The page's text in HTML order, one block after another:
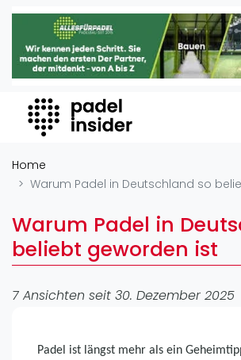
Padel Insider
Home
Organisationen
Buchungssysteme
Padel-Shops
Padel-Marken
Verschiedenes
Veranstaltungen
Turniere
Home
Warum Padel in Deutschland so
Warum Padel in
beliebt geworden ist
7 Ansichten seit 30. Dezember 2025
Padel ist längst mehr als ein